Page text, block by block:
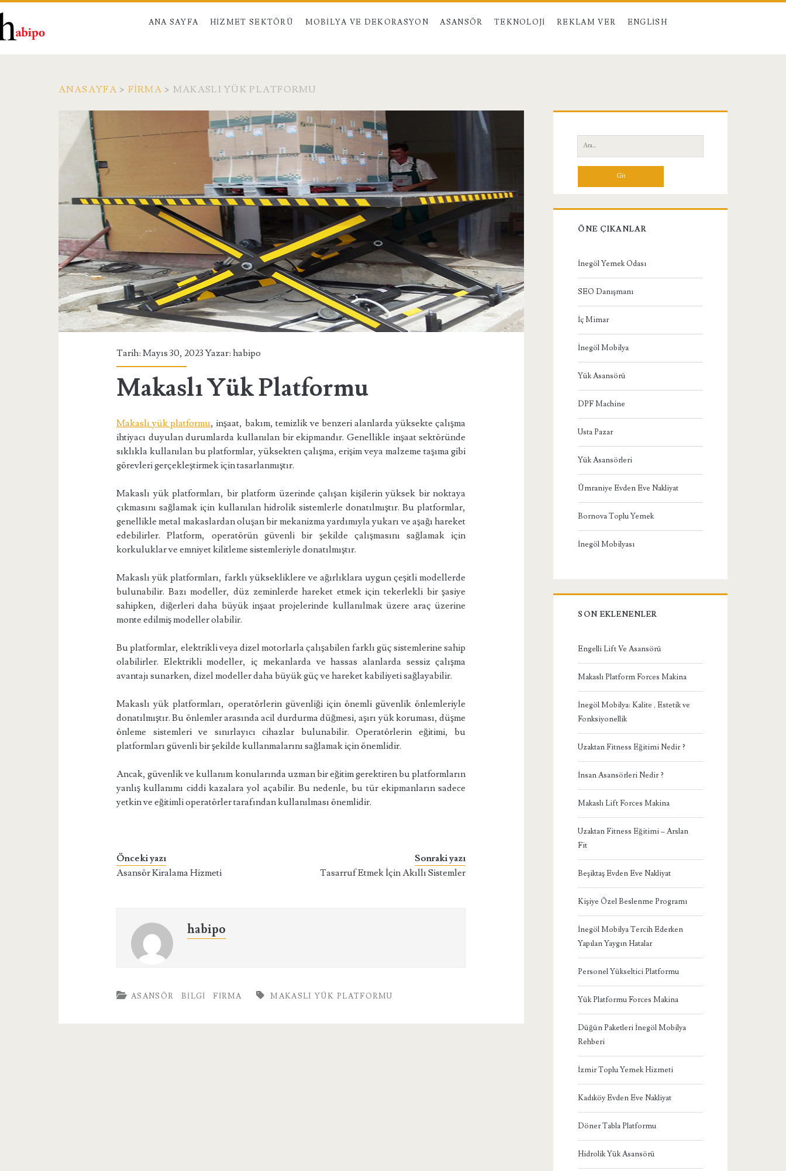
ANA SAYFA HIZMET SEKTÖRÜ MOBILYA VE DEKORASYON ASANSÖR TEKNOLOJI REKLAM VER ENGLISH
ANASAYFA > FIRMA > MAKASLI YÜK PLATFORMU
Tarih: Mayıs 30, 2023 Yazar:habipo
Makaslı Yük Platformu
Makaslı yük platformu, inşaat, bakım, temizlik ve benzeri alanlarda yüksekte çalışma
ihtiyacı duyulan durumlarda kullanılan bir ekipmandır. Genellikle inşaat sektöründe
sıklıkla kullanılan bu platformlar, yüksekten çalışma, erişim veya malzeme taşıma gibi
görevleri gerçekleştirmek için tasarlanmıştır.
Makaslı yük platformları, bir platform üzerinde çalışan kişilerin yüksek bir noktaya
çıkmasını sağlamak için kullanılan hidrolik sistemlerle donatılmıştır. Bu platformlar,
genellikle metal makaslardan oluşan bir mekanizma yardımıyla yukarı ve aşağı hareket
edebilirler. Platform, operatörün güvenli bir şekilde çalışmasını sağlamak için
korkuluklar ve emniyet kilitleme sistemleriyle donatılmıştır.
Makaslı yük platformları, farklı yüksekliklere ve ağırlıklara uygun çeşitli modellerde
bulunabilir. Bazı modeller, düz zeminlerde hareket etmek için tekerlekli bir şasiye
sahipken, diğerleri daha büyük inşaat projelerinde kullanılmak üzere araç üzerine
monte edilmiş modeller olabilir.
Bu platformlar, elektrikli veya dizel motorlarla çalışabilen farklı güç sistemlerine sahip
olabilirler. Elektrikli modeller, iç mekanlarda ve hassas alanlarda sessiz çalışma
avantajı sunarken, dizel modeller daha büyük güç ve hareket kabiliyeti sağlayabilir.
Makaslı yük platformları, operatörlerin güvenliği için önemli güvenlik önlemleriyle
donatılmıştır. Bu önlemler arasında acil durdurma düğmesi, aşırı yük koruması, düşme
önleme sistemleri ve sınırlayıcı cihazlar bulunabilir. Operatörlerin eğitimi, bu
platformları güvenli bir şekilde kullanmalarını sağlamak için önemlidir.
Ancak, güvenlik ve kullanım konularında uzman bir eğitim gerektiren bu platformların
yanlış kullanımı ciddi kazalara yol açabilir. Bu nedenle, bu tür ekipmanların sadece
yetkin ve eğitimli operatörler tarafından kullanılması önemlidir.
Önceki yazı
Asansör Kiralama Hizmeti
Sonraki yazı
Tasarruf Etmek İçin Akıllı Sistemler
habipo
ASANSÖR BILGI FIRMA MAKASLI YÜK PLATFORMU
Yan
Menü
Ara:
ÖNE ÇIKANLAR
İnegöl Yemek Odası
SEO Danışmanı
İç Mimar
İnegöl Mobilya
Yük Asansörü
DPF Machine
Usta Pazar
Yük Asansörleri
Ümraniye Evden Eve Nakliyat
Bornova Toplu Yemek
İnegöl Mobilyası
SON EKLENENLER
Engelli Lift Ve Asansörü
Makaslı Platform Forces Makina
İnegöl Mobilya: Kalite , Estetik ve
Fonksiyonellik
Uzaktan Fitness Eğitimi Nedir ?
İnsan Asansörleri Nedir ?
Makaslı Lift Forces Makina
Uzaktan Fitness Eğitimi – Arslan
Fit
Beşiktaş Evden Eve Nakliyat
Kişiye Özel Beslenme Programı
İnegöl Mobilya Tercih Ederken
Yapılan Yaygın Hatalar
Personel Yükseltici Platformu
Yük Platformu Forces Makina
Düğün Paketleri İnegöl Mobilya
Rehberi
İzmir Toplu Yemek Hizmeti
Kadıköy Evden Eve Nakliyat
Döner Tabla Platformu
Hidrolik Yük Asansörü